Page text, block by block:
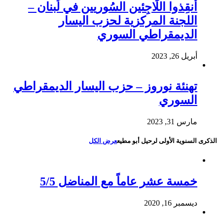
أَنقِذوا اللَاجِئين السُوريين في لُبنان –
اللجنة المركزية لحزب اليسار
الديمقراطي السوري
أبريل 26, 2023
تهنئة نوروز – حزب اليسار الديمقراطي
السوري
مارس 31, 2023
الذكرى السنوية الأولى لرحيل أبو مطيععرض الكل
خمسة عشر عاماً مع المناضل 5/5
ديسمبر 16, 2020